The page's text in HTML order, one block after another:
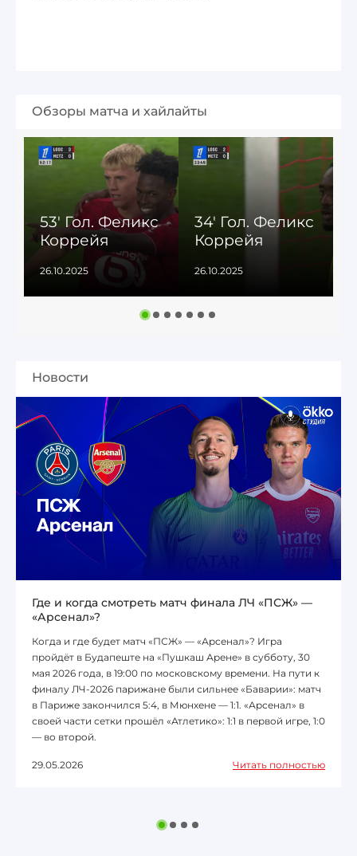
Обзоры матча и хайлайты
53' Гол. Феликс
Коррейя
26.10.2025
34' Гол. Феликс
Коррейя
26.10.2025
Новости
Где и когда смотреть матч финала ЛЧ «ПСЖ» —
«Арсенал»?
Когда и где будет матч «ПСЖ» — «Арсенал»? Игра
пройдёт в Будапеште на «Пушкаш Арене» в субботу, 30
мая 2026 года, в 19:00 по московскому времени. На пути к
финалу ЛЧ-2026 парижане были сильнее «Баварии»: матч
в Париже закончился 5:4, в Мюнхене — 1:1. «Арсенал» в
своей части сетки прошёл «Атлетико»: 1:1 в первой игре, 1:0
— во второй.
29.05.2026 Читать полностью